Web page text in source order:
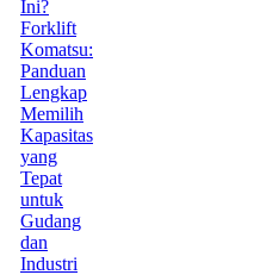
Ini?
Forklift
Komatsu:
Panduan
Lengkap
Memilih
Kapasitas
yang
Tepat
untuk
Gudang
dan
Industri